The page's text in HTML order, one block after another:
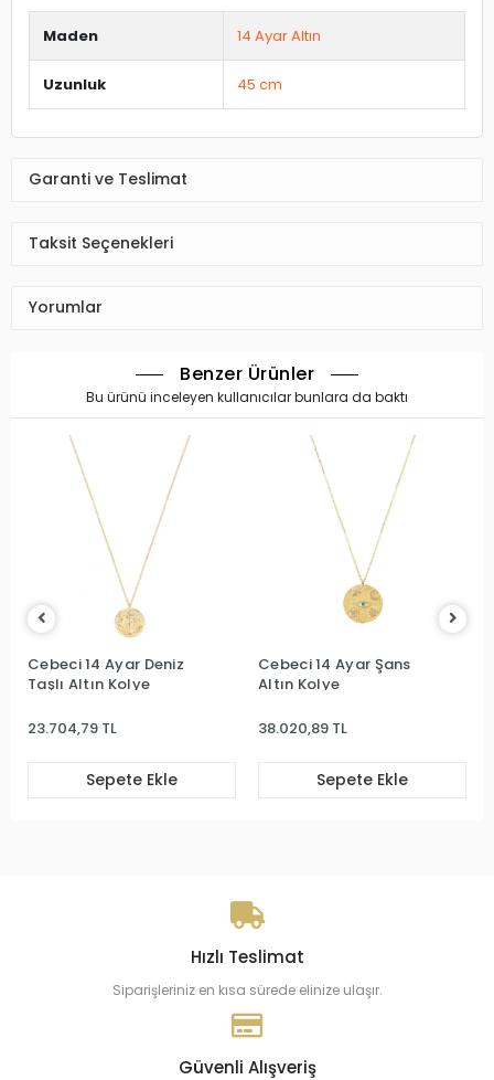
Maden 14 Ayar Altın
Uzunluk 45 cm
Garanti ve Teslimat
Taksit Seçenekleri
Yorumlar
Benzer Ürünler
Bu ürünü inceleyen kullanıcılar bunlara da baktı
Cebeci 14 Ayar Deniz
Taşlı Altın Kolye
23.704,79 TL
Sepete Ekle
Cebeci 14 Ayar Şans
Altın Kolye
38.020,89 TL
Sepete Ekle
Hızlı Teslimat
Siparişleriniz en kısa sürede elinize ulaşır.
Güvenli Alışveriş